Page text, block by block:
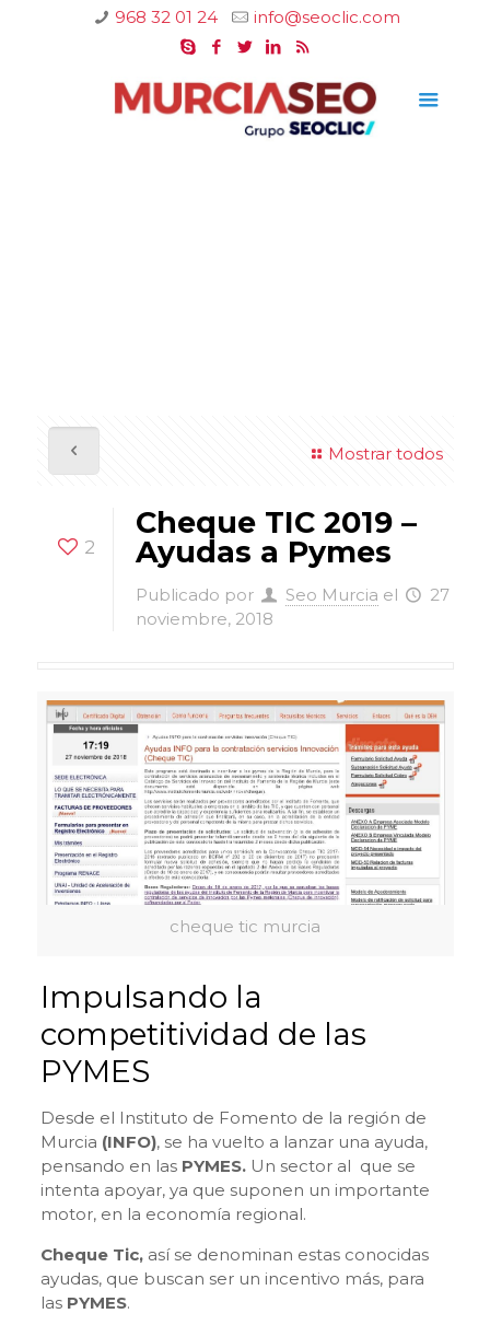
968 32 01 24 info@seoclic.com
Mostrar todos
2
Cheque TIC 2019 –
Ayudas a Pymes
Publicado por Seo Murcia el
27
noviembre, 2018
cheque tic murcia
Impulsando la
competitividad de las
PYMES
Desde el Instituto de Fomento de la región de
Murcia (INFO), se ha vuelto a lanzar una ayuda,
pensando en las PYMES. Un sector al que se
intenta apoyar, ya que suponen un importante
motor, en la economía regional.
Cheque Tic, así se denominan estas conocidas
ayudas, que buscan ser un incentivo más, para
las PYMES.